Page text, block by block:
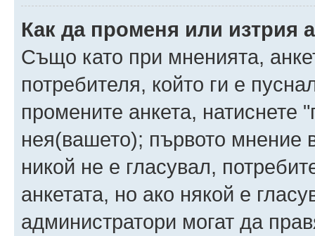
Как да променя или изтрия
Също като при мненията,
потребителя, който ги е
промените анкета, натиснете
нея(вашето); първото мнение
никой не е гласувал,
анкетата, но ако някой е
администратори могат да